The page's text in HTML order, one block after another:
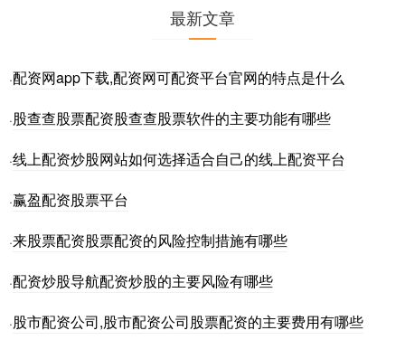
最新文章
·配资网app下载,配资网可配资平台官网的特点是什么
·股查查股票配资股查查股票软件的主要功能有哪些
·线上配资炒股网站如何选择适合自己的线上配资平台
·赢盈配资股票平台
·来股票配资股票配资的风险控制措施有哪些
·配资炒股导航配资炒股的主要风险有哪些
·股市配资公司,股市配资公司股票配资的主要费用有哪些